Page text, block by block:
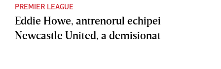
PREMIER LEAGUE
Eddie Howe, antrenorul echipei
Newcastle United, a demisionat